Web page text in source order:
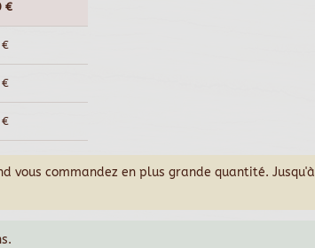
€
commandez en plus grande quantité. Jusqu'à